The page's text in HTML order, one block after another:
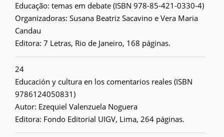
Educação: temas em debate (ISBN 978-85-421-0330-4)
Organizadoras: Susana Beatriz Sacavino e Vera Maria
Candau
Editora: 7 Letras, Rio de Janeiro, 168 páginas.
24
Educación y cultura en los comentarios reales (ISBN
9786124050831)
Autor: Ezequiel Valenzuela Noguera
Editora: Fondo Editorial UIGV, Lima, 264 páginas.